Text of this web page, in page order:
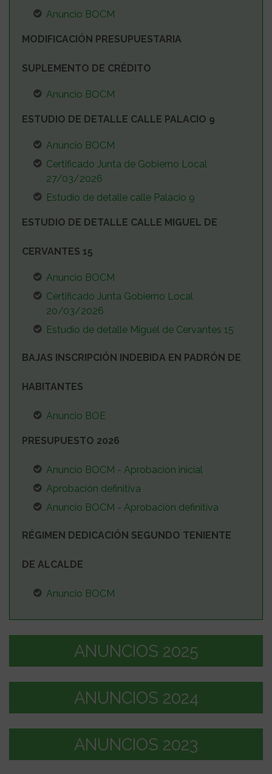
Anuncio BOCM
MODIFICACIÓN PRESUPUESTARIA
SUPLEMENTO DE CRÉDITO
Anuncio BOCM
ESTUDIO DE DETALLE CALLE PALACIO 9
Anuncio BOCM
Certificado Junta de Gobierno Local
27/03/2026
Estudio de detalle calle Palacio 9
ESTUDIO DE DETALLE CALLE MIGUEL DE
CERVANTES 15
Anuncio BOCM
Certificado Junta Gobierno Local
20/03/2026
Estudio de detalle Miguel de Cervantes 15
BAJAS INSCRIPCIÓN INDEBIDA EN PADRÓN DE
HABITANTES
Anuncio BOE
PRESUPUESTO 2026
Anuncio BOCM - Aprobación inicial
Aprobación definitiva
Anuncio BOCM - Aprobación definitiva
RÉGIMEN DEDICACIÓN SEGUNDO TENIENTE
DE ALCALDE
Anuncio BOCM
ANUNCIOS 2025
ANUNCIOS 2024
ANUNCIOS 2023